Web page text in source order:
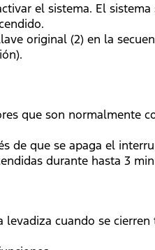
el sistema. El sistema
original (2) en la
que son normalmente
de que se apaga el
durante hasta 3
cuando se